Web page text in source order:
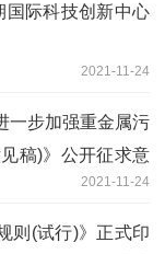
国际科技创新中心
2021-11-24
一步加强重金属污
稿)》公开征求意
2021-11-24
则(试行)》正式印